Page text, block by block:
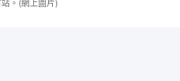
。(網上圖片)